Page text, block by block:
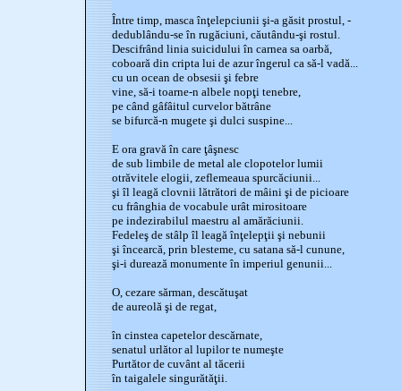
Între timp, masca înţelepciunii şi-a găsit prostul, -
dedublându-se în rugăciuni, căutându-şi rostul.
Descifrând linia suicidului în carnea sa oarbă,
coboară din cripta lui de azur îngerul ca să-l vadă...
cu un ocean de obsesii şi febre
vine, să-i toarne-n albele nopţi tenebre,
pe când gâfâitul curvelor bătrâne
se bifurcă-n mugete şi dulci suspine...
E ora gravă în care ţâşnesc
de sub limbile de metal ale clopotelor lumii
otrăvitele elogii, zeflemeaua spurcăciunii...
şi îl leagă clovnii lătrători de mâini şi de picioare
cu frânghia de vocabule urât mirositoare
pe indezirabilul maestru al amărăciunii.
Fedeleş de stâlp îl leagă înţelepţii şi nebunii
şi încearcă, prin blesteme, cu satana să-l cunune,
şi-i durează monumente în imperiul genunii...
O, cezare sărman, descătuşat
de aureolă şi de regat,
în cinstea capetelor descărnate,
senatul urlător al lupilor te numeşte
Purtător de cuvânt al tăcerii
în taigalele singurătăţii.